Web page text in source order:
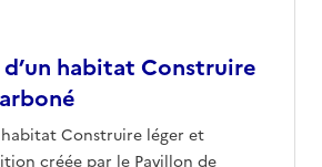
d’un habitat Construire
habitat Construire léger et
créée par le Pavillon de